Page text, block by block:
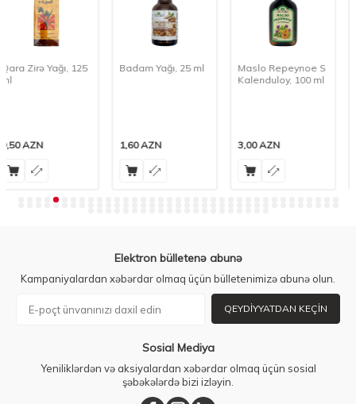
Badam Yağı, 25 ml
1,60AZN
Maslo Repeynoe S
3,00AZN
Medoil Arqan Yağı,
20 ml
11,50AZN
Elektron bülletenə abunə
Kampaniyalardan xəbərdar olmaq üçün bülletenimizə abunə olun.
QEYDIYYATDAN KEÇIN
Sosial Mediya
Yeniliklərdən və aksiyalardan xəbərdar olmaq üçün sosial
şəbəkələrdə bizi izləyin.